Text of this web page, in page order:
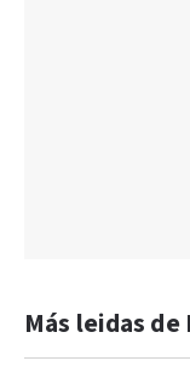
Más leidas